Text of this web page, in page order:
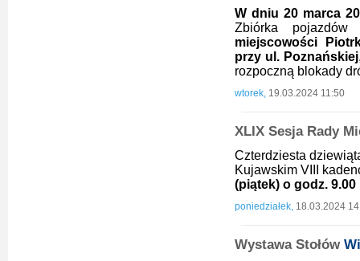
W dniu 20 marca
Zbiórka
miejscowości
przy ul. Poznańskiej
rozpoczną blokady
wtorek, 19.03.2024 11:50
XLIX Sesja Rady
Czterdziesta
Kujawskim VIII
(piątek) o godz. 9.00
poniedziałek, 18.03.2024
Wystawa Stołów